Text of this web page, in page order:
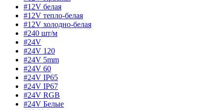
#12V белая
#12V тепло-белая
#12V холодно-белая
#240 шт/м
#24V
#24V 120
#24V 5mm
#24V 60
#24V IP65
#24V IP67
#24V RGB
#24V Белые